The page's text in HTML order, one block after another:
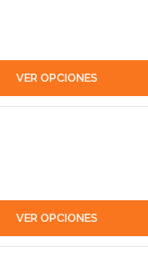
VER OPCIONES
VER OPCIONES